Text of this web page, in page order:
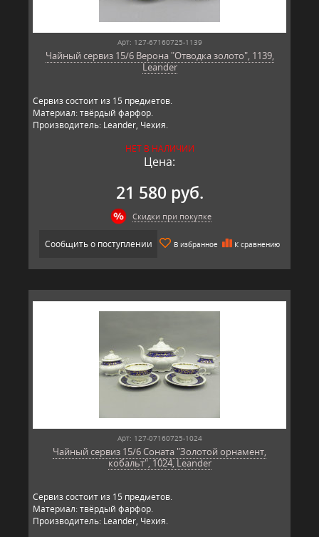
Арт: 127-67160725-1139
Чайный сервиз 15/6 Верона "Отводка золото", 1139,
Leander
Сервиз состоит из 15 предметов.
Материал: твёрдый фарфор.
Производитель: Leander, Чехия.
НЕТ В НАЛИЧИИ
Цена:
21 580 руб.
Скидки при покупке
Сообщить о поступлении В избранное К сравнению
Арт: 127-07160725-1024
Чайный сервиз 15/6 Соната "Золотой орнамент,
кобальт", 1024, Leander
Сервиз состоит из 15 предметов.
Материал: твёрдый фарфор.
Производитель: Leander, Чехия.